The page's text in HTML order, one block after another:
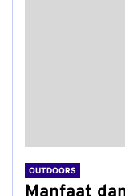
OUTDOORS